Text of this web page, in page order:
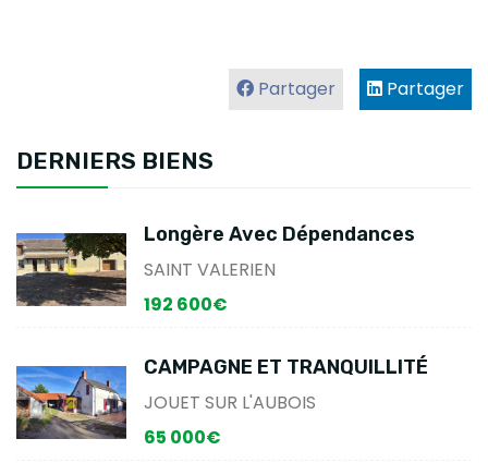
Partager
Partager
DERNIERS BIENS
Longère Avec Dépendances
SAINT VALERIEN
192 600€
CAMPAGNE ET TRANQUILLITÉ
JOUET SUR L'AUBOIS
65 000€